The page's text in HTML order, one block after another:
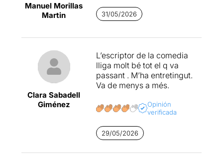
Manuel Morillas
Martin
31/05/2026
Clara Sabadell
Giménez
L’escriptor de la comedia
lliga molt bé tot el q va
passant . M’ha entretingut.
Va de menys a més.
Opinión
verificada
29/05/2026